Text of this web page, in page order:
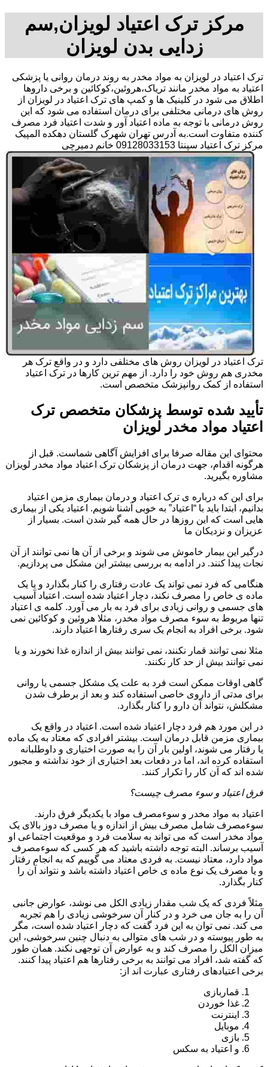
مرکز ترک اعتیاد لویزان,سم
زدایی بدن لویزان
ترک اعتیاد در لویزان به مواد مخدر به روند درمان روانی یا پزشکی
اعتیاد به مواد مخدر مانند تریاک،هروئین،کوکائین و برخی داروها
اطلاق می شود در کلینیک ها و کمپ های ترک اعتیاد در لویزان از
روش های درمانی مختلفی برای درمان استفاده می شود که این
روش درمانی با توجه به ماده اعتیاد آور و شدت اعتیاد فرد مصرف
کننده متفاوت است.به آدرس تهران شهرک گلستان دهکده المپیک
مرکز ترک اعتیاد سپنتا 09128033153 خانم دمیرچی
ترک اعتیاد در لویزان روش های مختلفی دارد و در واقع ترک هر
مخدری هم روش خود را دارد. از مهم ترین کارها در ترک اعتیاد
استفاده از کمک روانپزشک متخصص است.
تأیید شده توسط پزشکان متخصص ترک
اعتیاد مواد مخدر لویزان
محتوای این مقاله صرفا برای افزایش آگاهی شماست. قبل از
هرگونه اقدام، جهت درمان از پزشکان ترک اعتیاد مواد مخدر لویزان
مشاوره بگیرید.
برای این که درباره ی ترک اعتیاد و درمان بیماری مزمن اعتیاد
بدانیم، ابتدا باید با “اعتیاد” به خوبی آشنا شویم. اعتیاد یکی از بیماری
هایی است که این روزها در حال همه گیر شدن است. بسیار از
عزیزان و نزدیکان ما
درگیر این بیمار خاموش می شوند و برخی از آن ها نمی توانند از آن
نجات پیدا کنند. در ادامه به بررسی بیشتر این مشکل می پردازیم.
هنگامی که فرد نمی تواند یک عادت رفتاری را کنار بگذارد و یا یک
ماده ی خاص را مصرف نکند، دچار اعتیاد شده است. اعتیاد آسیب
های جسمی و روانی زیادی برای فرد به بار می آورد. کلمه ی اعتیاد
تنها مربوط به سوء مصرف مواد مخدر، مثلا هروئین و کوکائین نمی
شود. برخی افراد به انجام یک سری رفتارها اعتیاد دارند.
مثلا نمی توانند قمار نکنند، نمی توانند بیش از اندازه غذا نخورند و یا
نمی توانند بیش از حد کار نکنند.
گاهی اوقات ممکن است فرد به علت یک مشکل جسمی یا روانی
برای مدتی از داروی خاصی استفاده کند و بعد از برطرف شدن
مشکلش، نتواند آن دارو را کنار بگذارد.
در این مورد هم فرد دچار اعتیاد شده است. اعتیاد در واقع یک
بیماری مزمن قابل درمان است. بیشتر افرادی که معتاد به یک ماده
یا رفتار می شوند، اولین بار آن را به صورت اختیاری و داوطلبانه
استفاده کرده اند، اما در دفعات بعد اختیاری از خود نداشته و مجبور
شده اند که آن کار را تکرار کنند.
فرق اعتیاد و سوء مصرف چیست؟
اعتیاد به مواد مخدر و سوءمصرف مواد با یکدیگر فرق دارند.
سوءمصرف شامل مصرف بیش از اندازه و یا مصرف دوز بالای یک
مواد مخدر است که می تواند به سلامت فرد و موقعیت اجتماعی او
آسیب برساند. البته توجه داشته باشید که هر کسی که سوءمصرف
مواد دارد، معتاد نیست. به فردی معتاد می گوییم که به انجام رفتار
و یا مصرف یک نوع ماده ی خاص اعتیاد داشته باشد و نتواند آن را
کنار بگذارد.
مثلاً فردی که یک شب مقدار زیادی الکل می نوشد، عوارض جانبی
آن را به جان می خرد و در کنار آن سرخوشی زیادی را هم تجربه
می کند. نمی توان به این فرد گفت که دچار اعتیاد شده است، مگر
به طور پیوسته و در شب های متوالی به دنبال چنین سرخوشی، این
میزان الکل را مصرف کند و به عوارض آن توجهی نکند. همان طور
که گفته شد، افراد می توانند به برخی رفتارها هم اعتیاد پیدا کنند.
برخی اعتیادهای رفتاری عبارت اند از:
قماربازی
غذا خوردن
اینترنت
موبایل
بازی
و اعتیاد به سکس